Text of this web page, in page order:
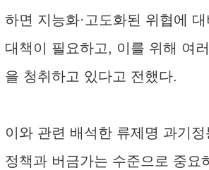
하면 지능화·고도화된 위협에
대책이 필요하고, 이를 위해 여
을 청취하고 있다고 전했다.
이와 관련 배석한 류제명 과기정
정책과 버금가는 수준으로 중요